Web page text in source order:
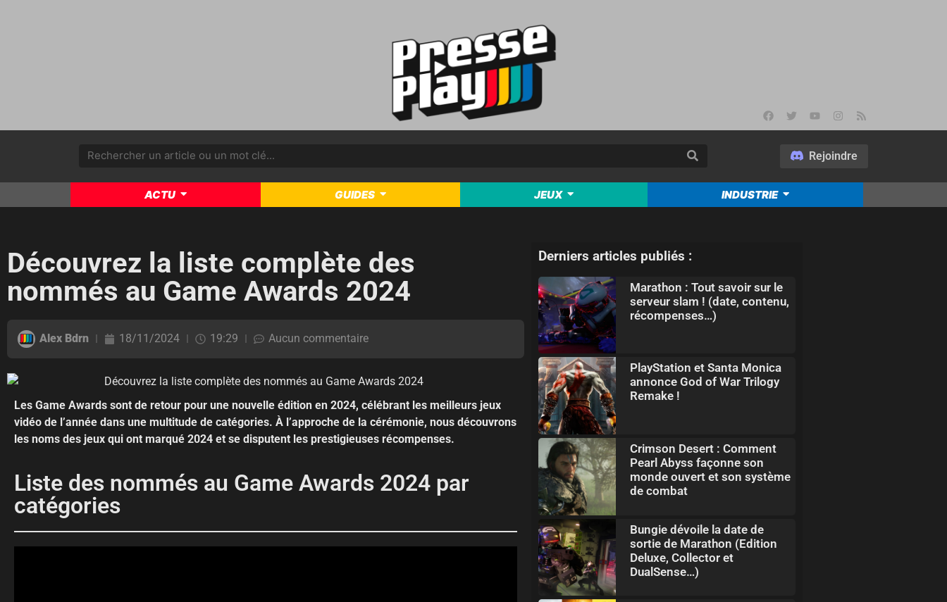
Rejoindre
ACTU GUIDES JEUX INDUSTRIE
Découvrez la liste complète des
nommés au Game Awards 2024
Alex Bdrn 18/11/2024 19:29 Aucun commentaire
Les Game Awards sont de retour pour une nouvelle édition en 2024, célébrant les meilleurs jeux
vidéo de l’année dans une multitude de catégories. À l’approche de la cérémonie, nous découvrons
les noms des jeux qui ont marqué 2024 et se disputent les prestigieuses récompenses.
Liste des nommés au Game Awards 2024 par
catégories
Derniers articles publiés :
Marathon : Tout savoir sur le
serveur slam ! (date, contenu,
récompenses…)
PlayStation et Santa Monica
annonce God of War Trilogy
Remake !
Crimson Desert : Comment
Pearl Abyss façonne son
monde ouvert et son système
de combat
Bungie dévoile la date de
sortie de Marathon (Edition
Deluxe, Collector et
DualSense…)